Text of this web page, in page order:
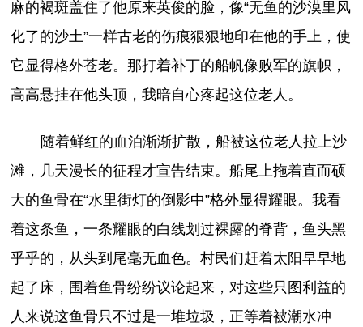
麻的褐斑盖住了他原来英俊的脸，像“无鱼的沙漠里风
化了的沙土”一样古老的伤痕狠狠地印在他的手上，使
它显得格外苍老。那打着补丁的船帆像败军的旗帜，
高高悬挂在他头顶，我暗自心疼起这位老人。
随着鲜红的血泊渐渐扩散，船被这位老人拉上沙
滩，几天漫长的征程才宣告结束。船尾上拖着直而硕
大的鱼骨在“水里街灯的倒影中”格外显得耀眼。我看
着这条鱼，一条耀眼的白线划过裸露的脊背，鱼头黑
乎乎的，从头到尾毫无血色。村民们赶着太阳早早地
起了床，围着鱼骨纷纷议论起来，对这些只图利益的
人来说这鱼骨只不过是一堆垃圾，正等着被潮水冲